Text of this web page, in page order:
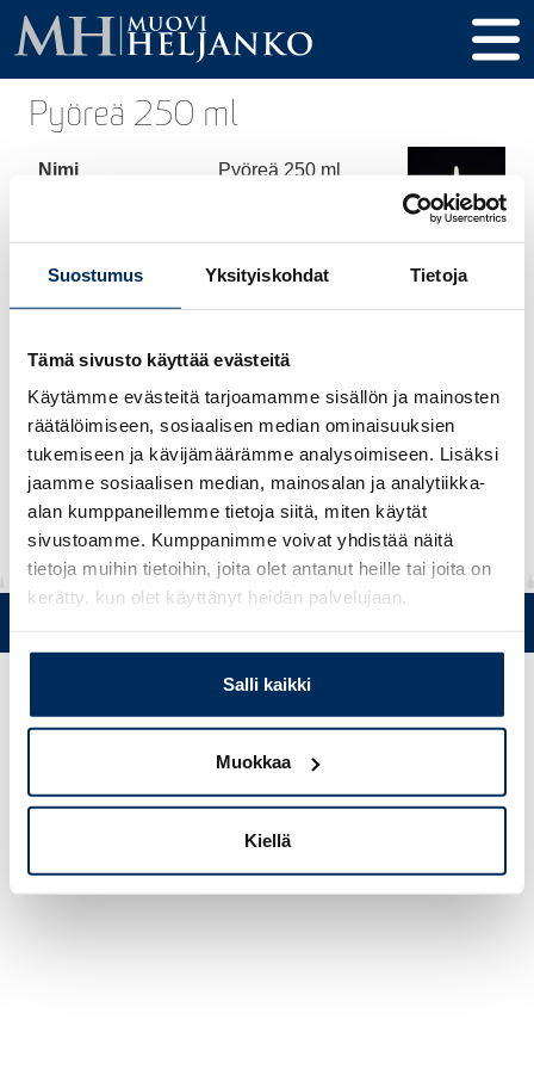
Suostumus Yksityiskohdat Tietoja
Tämä sivusto käyttää evästeitä
Käytämme evästeitä tarjoamamme sisällön ja mainosten
räätälöimiseen, sosiaalisen median ominaisuuksien
tukemiseen ja kävijämäärämme analysoimiseen. Lisäksi
jaamme sosiaalisen median, mainosalan ja analytiikka-
alan kumppaneillemme tietoja siitä, miten käytät
sivustoamme. Kumppanimme voivat yhdistää näitä
tietoja muihin tietoihin, joita olet antanut heille tai joita on
kerätty, kun olet käyttänyt heidän palvelujaan.
Salli kaikki
Muokkaa
Kiellä
Pyöreä 250 ml
Nimi Pyöreä 250 ml
Tilavuus 250 ml
Korkeus 150,5 mm
Halkaisija 54 mm
Kierre / Tulppa 22 mm
Materiaali HDPE
Puh. +358 (0)19 5215 200 • Mustanlähteentie 5, FIN 07230 Askola